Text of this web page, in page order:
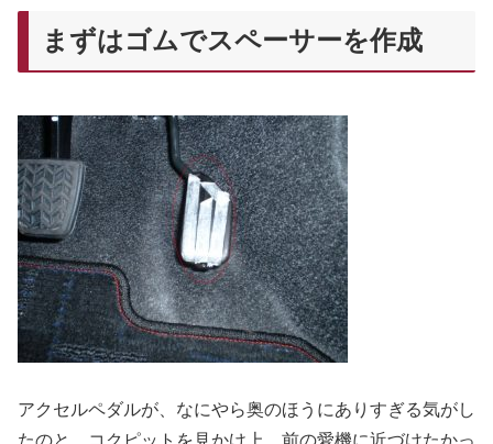
まずはゴムでスペーサーを作成
アクセルペダルが、なにやら奥のほうにありすぎる気がし
たのと、コクピットを見かけ上、前の愛機に近づけたかっ